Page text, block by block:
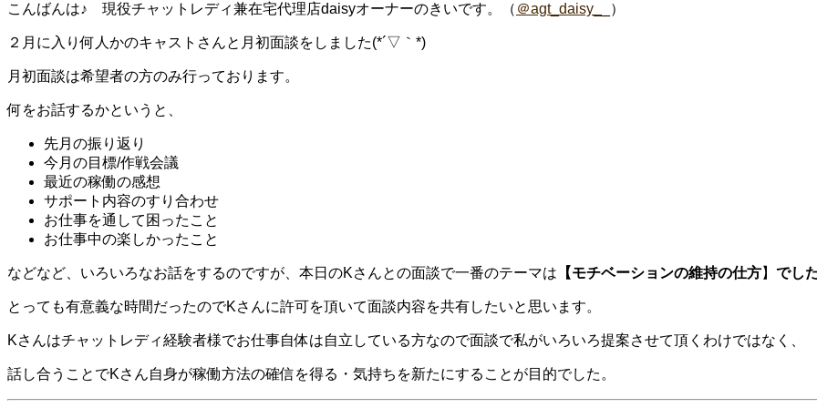
こんばんは♪ 現役チャットレディ兼在宅代理店daisyオーナーのきいです。（ ＠agt_daisy_ _）
２月に入り何人かのキャストさんと月初面談をしました(*´▽｀*)
月初面談は希望者の方のみ行っております。
何をお話するかというと、
先月の振り返り
今月の目標/作戦会議
最近の稼働の感想
サポート内容のすり合わせ
お仕事を通して困ったこと
お仕事中の楽しかったこと
などなど、いろいろなお話をするのですが、本日のKさんとの面談で一番のテーマは 【モチベーションの維持の仕方】 でし
とっても有意義な時間だったのでKさんに許可を頂いて面談内容を共有したいと思います。
Kさんはチャットレディ経験者様でお仕事自体は自立している方なので面談で私がいろいろ提案させて頂くわけではなく、
話し合うことでKさん自身が稼働方法の確信を得る・気持ちを新たにすることが目的でした。